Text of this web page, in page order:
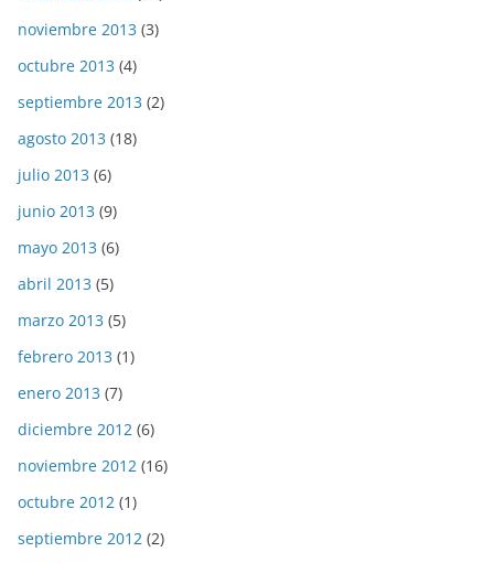
noviembre 2013 (3)
octubre 2013 (4)
septiembre 2013 (2)
agosto 2013 (18)
julio 2013 (6)
junio 2013 (9)
mayo 2013 (6)
abril 2013 (5)
marzo 2013 (5)
febrero 2013 (1)
enero 2013 (7)
diciembre 2012 (6)
noviembre 2012 (16)
octubre 2012 (1)
septiembre 2012 (2)